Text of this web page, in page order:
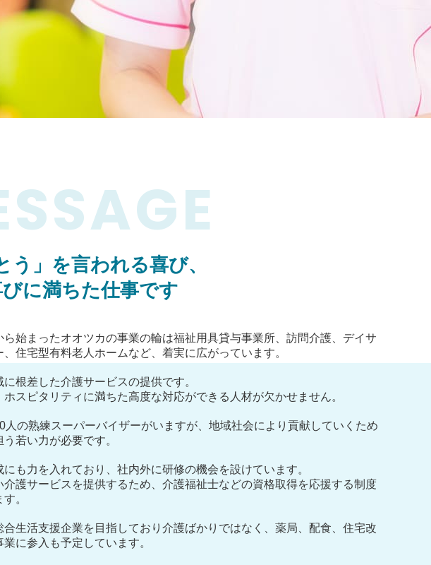
う」を言われる喜び、
に満ちた仕事です
ら始まったオオツカの事業の輪は福祉用具貸与事業所、訪問介護、デイサ
住宅型有料老人ホームなど、着実に広がっています。
に根差した介護サービスの提供です。
ホスピタリティに満ちた高度な対応ができる人材が欠かせません。
人の熟練スーパーバイザーがいますが、地域社会により貢献していくため
若い力が必要です。
も力を入れており、社内外に研修の機会を設けています。
介護サービスを提供するため、介護福祉士などの資格取得を応援する制度
。
合生活支援企業を目指しており介護ばかりではなく、薬局、配食、住宅改
に参入も予定しています。